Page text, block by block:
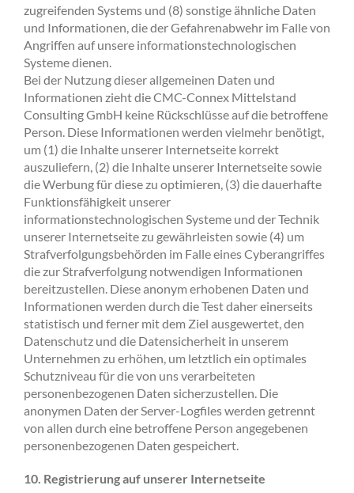
zugreifenden Systems und (8) sonstige ähnliche Daten
und Informationen, die der Gefahrenabwehr im Falle von
Angriffen auf unsere informationstechnologischen
Systeme dienen.
Bei der Nutzung dieser allgemeinen Daten und
Informationen zieht die CMC-Connex Mittelstand
Consulting GmbH keine Rückschlüsse auf die betroffene
Person. Diese Informationen werden vielmehr benötigt,
um (1) die Inhalte unserer Internetseite korrekt
auszuliefern, (2) die Inhalte unserer Internetseite sowie
die Werbung für diese zu optimieren, (3) die dauerhafte
Funktionsfähigkeit unserer
informationstechnologischen Systeme und der Technik
unserer Internetseite zu gewährleisten sowie (4) um
Strafverfolgungsbehörden im Falle eines Cyberangriffes
die zur Strafverfolgung notwendigen Informationen
bereitzustellen. Diese anonym erhobenen Daten und
Informationen werden durch die Test daher einerseits
statistisch und ferner mit dem Ziel ausgewertet, den
Datenschutz und die Datensicherheit in unserem
Unternehmen zu erhöhen, um letztlich ein optimales
Schutzniveau für die von uns verarbeiteten
personenbezogenen Daten sicherzustellen. Die
anonymen Daten der Server-Logfiles werden getrennt
von allen durch eine betroffene Person angegebenen
personenbezogenen Daten gespeichert.
10. Registrierung auf unserer Internetseite